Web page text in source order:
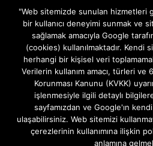
Gizlilik ve Çerezler (Cookies) Politikası
Hakkımızda
İletişim Kanalları
MODEM KURULUM
TEKNİK DESTEK
TELEVİZYON SİSTEMLERİ
"Web sitemizde sunulan hizmetleri
bir kullanıcı deneyimi sunmak ve
sağlamak amacıyla Google
(cookies) kullanılmaktadır. Kendi
herhangi bir kişisel veri
Verilerin kullanım amacı, türleri ve
Korunması Kanunu (KVKK)
işlenmesiyle ilgili detaylı
sayfamızdan ve Google'ın
ulaşabilirsiniz. Web sitemizi
çerezlerinin kullanımına ilişkin
anlamına